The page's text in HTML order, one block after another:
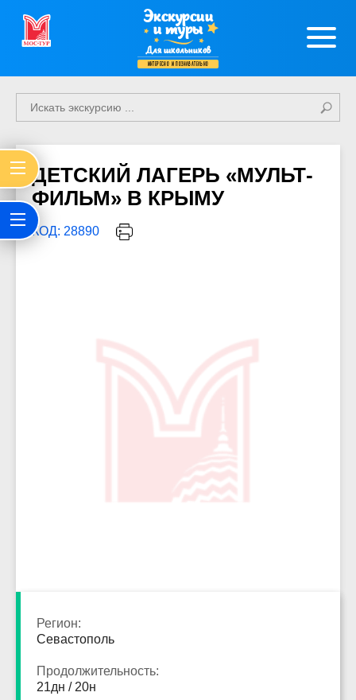
Экскурсии
и туры
Для школьников
интересно и познавательно
ДЕТСКИЙ ЛАГЕРЬ «МУЛЬТ-
ФИЛЬМ» В КРЫМУ
КОД: 28890
Регион:
Севастополь
Продолжительность:
21дн / 20н